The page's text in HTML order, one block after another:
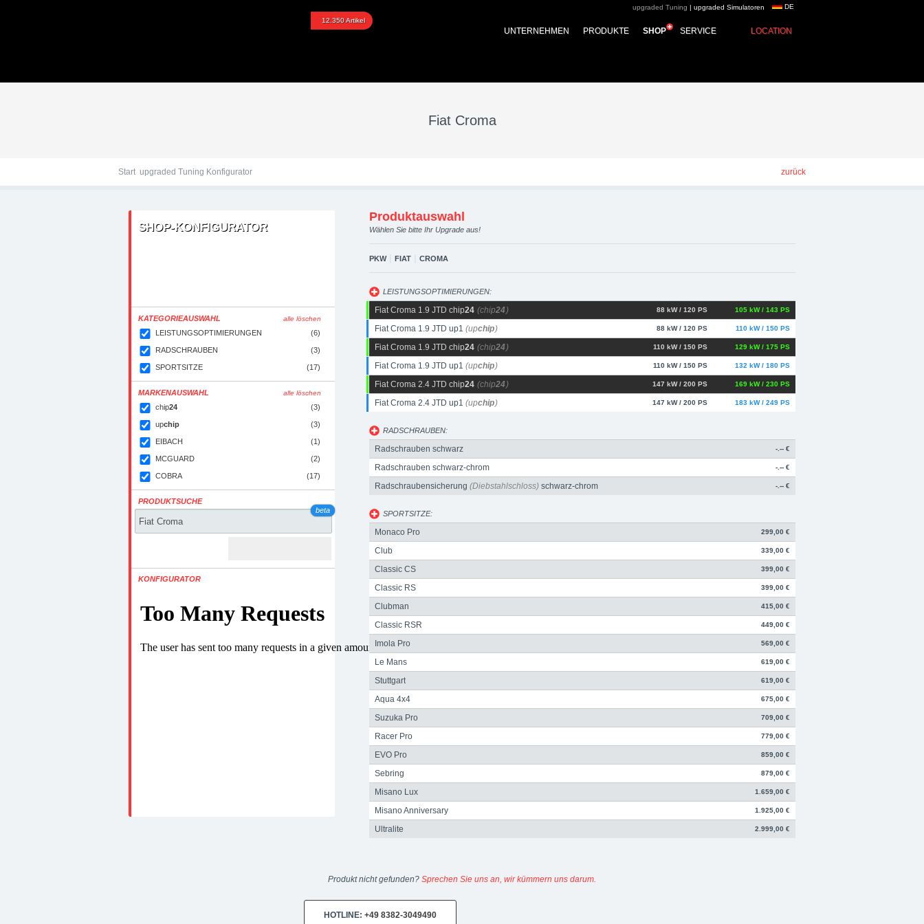
Tuningteile: Fiat Croma upgraded automotive group - Chiptuning,
12.350 Artikel
DE
LOCATION
SERVICE
SHOP
PRODUKTE
UNTERNEHMEN
upgraded Tuning | upgraded Simulatoren
Fiat Croma
Start upgraded Tuning Konfigurator zurück
SHOP-KONFIGURATOR
KATEGORIEAUSWAHL alle löschen
LEISTUNGSOPTIMIERUNGEN (6)
RADSCHRAUBEN (3)
SPORTSITZE (17)
MARKENAUSWAHL alle löschen
chip24 (3)
upchip (3)
EIBACH (1)
MCGUARD (2)
COBRA (17)
PRODUKTSUCHE
beta
KONFIGURATOR
Produktauswahl
Wählen Sie bitte Ihr Upgrade aus!
PKW| FIAT CROMA
LEISTUNGSOPTIMIERUNGEN:
Fiat Croma 1.9 JTD chip24 (chip24) 105 kW / 143 PS
88 kW / 120 PS
Fiat Croma 1.9 JTD up1 (upchip) 110 kW / 150 PS
88 kW / 120 PS
Fiat Croma 1.9 JTD chip24 (chip24) 129 kW / 175 PS
110 kW / 150 PS
Fiat Croma 1.9 JTD up1 (upchip) 132 kW / 180 PS
110 kW / 150 PS
Fiat Croma 2.4 JTD chip24 (chip24) 169 kW / 230 PS
147 kW / 200 PS
Fiat Croma 2.4 JTD up1 (upchip) 183 kW / 249 PS
147 kW / 200 PS
RADSCHRAUBEN:
Radschrauben schwarz -.-- €
Radschrauben schwarz-chrom -.-- €
Radschraubensicherung (Diebstahlschloss) schwarz-chrom -.-- €
SPORTSITZE:
Monaco Pro 299,00 €
Club 339,00 €
Classic CS 399,00 €
Classic RS 399,00 €
Clubman 415,00 €
Classic RSR 449,00 €
Imola Pro 569,00 €
Le Mans 619,00 €
Stuttgart 619,00 €
Aqua 4x4 675,00 €
Suzuka Pro 709,00 €
Racer Pro 779,00 €
EVO Pro 859,00 €
Sebring 879,00 €
Misano Lux 1.659,00 €
Misano Anniversary 1.925,00 €
Ultralite 2.999,00 €
Produkt nicht gefunden? Sprechen Sie uns an, wir kümmern uns darum.
HOTLINE: +49 8382-3049490